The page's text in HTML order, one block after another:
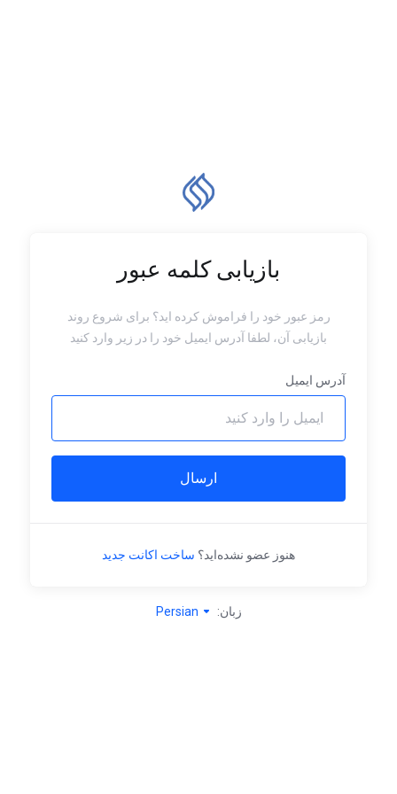
بازیابی کلمه عبور
رمز عبور خود را فراموش کرده اید؟ برای شروع روند
بازیابی آن، لطفا آدرس ایمیل خود را در زیر وارد کنید
آدرس ایمیل
ارسال
هنوز عضو نشده‌اید؟ ساخت اکانت جدید
زبان: Persian